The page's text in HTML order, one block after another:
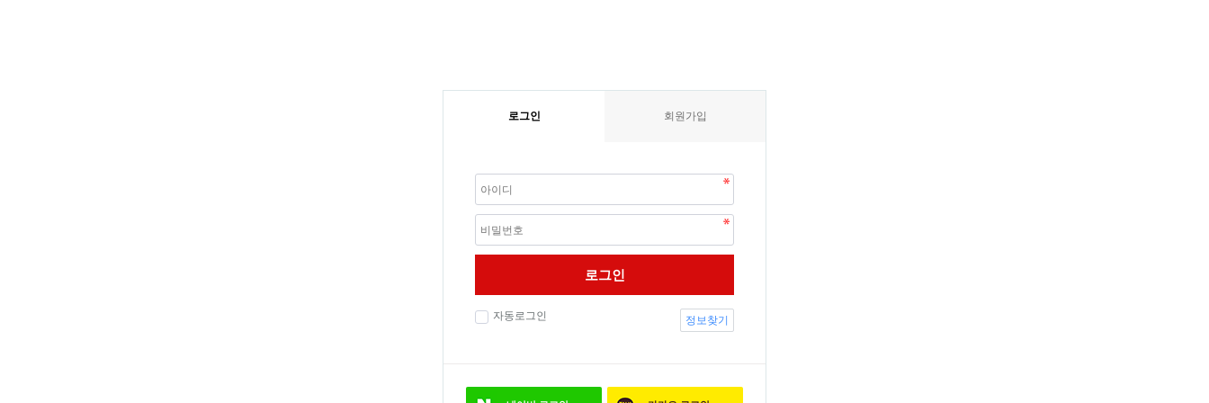
로그인 회원가입
로그인
자동로그인 정보찾기